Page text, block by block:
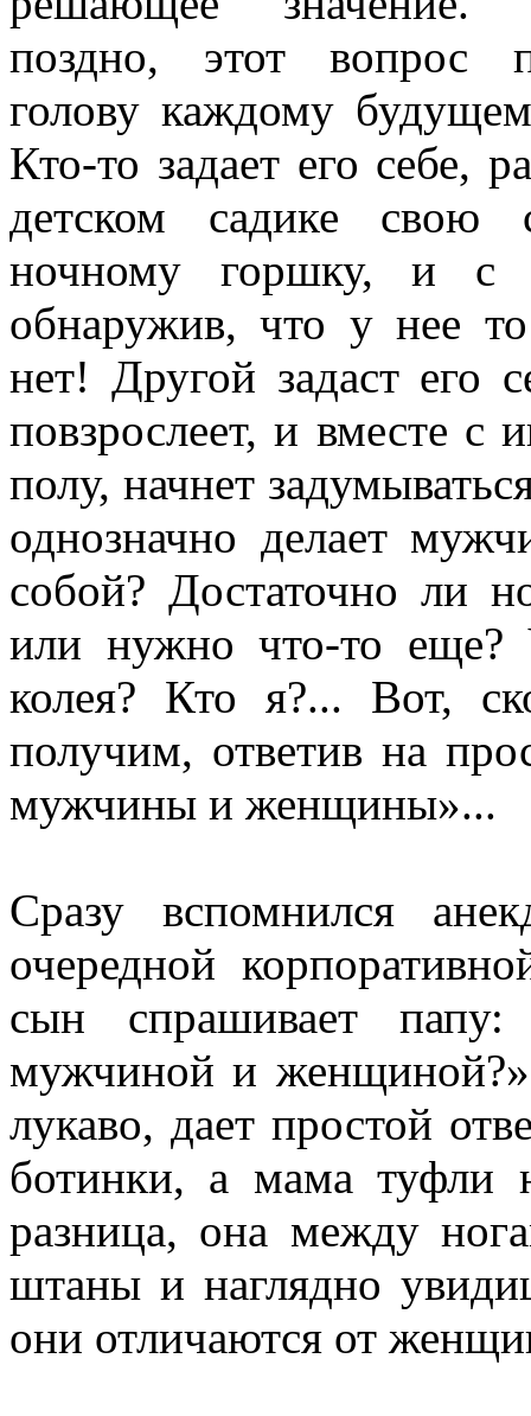
поздно, этот вопрос
голову каждому
Кто-то задает его себе,
детском садике свою
ночному горшку, и с
обнаружив, что у нее
нет! Другой задаст его
повзрослеет, и вместе с
полу, начнет
однозначно делает
собой? Достаточно ли
или нужно что-то еще?
колея? Кто я?... Вот,
получим, ответив на
мужчины и женщины»...
Сразу вспомнился
очередной
сын спрашивает
мужчиной и
лукаво, дает простой
ботинки, а мама туфли
разница, она между
штаны и наглядно
они отличаются от